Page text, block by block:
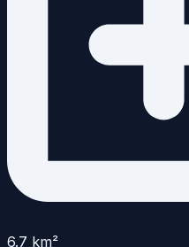
6.7 km²